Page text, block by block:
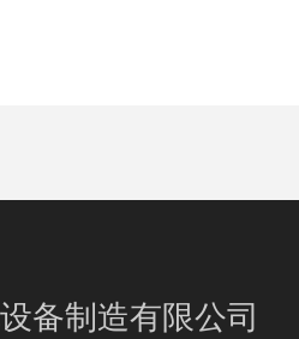
备制造有限公司